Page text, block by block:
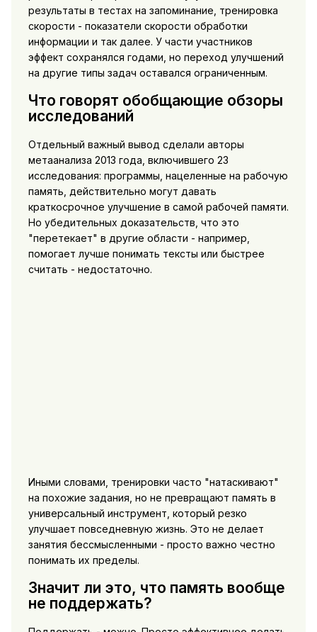
результаты в тестах на запоминание, тренировка
скорости - показатели скорости обработки
информации и так далее. У части участников
эффект сохранялся годами, но переход улучшений
на другие типы задач оставался ограниченным.
Что говорят обобщающие обзоры
исследований
Отдельный важный вывод сделали авторы
метаанализа 2013 года, включившего 23
исследования: программы, нацеленные на рабочую
память, действительно могут давать
краткосрочное улучшение в самой рабочей памяти.
Но убедительных доказательств, что это
"перетекает" в другие области - например,
помогает лучше понимать тексты или быстрее
считать - недостаточно.
Иными словами, тренировки часто "натаскивают"
на похожие задания, но не превращают память в
универсальный инструмент, который резко
улучшает повседневную жизнь. Это не делает
занятия бессмысленными - просто важно честно
понимать их пределы.
Значит ли это, что память вообще
не поддержать?